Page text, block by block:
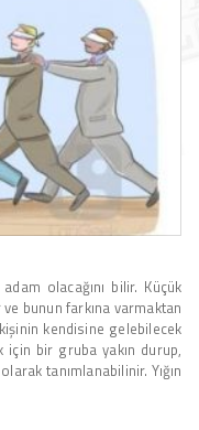
olacağını bilir. Küçük
bunun farkına varmaktan
kendisine gelebilecek
bir gruba yakın durup,
tanımlanabilinir. Yığın